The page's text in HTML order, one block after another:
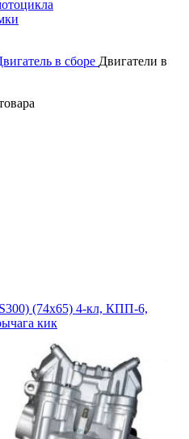
в сборе Двигатели в